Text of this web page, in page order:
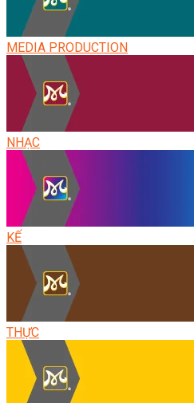
MEDIA PRODUCTION
NHẠC
KẾ
THỰC